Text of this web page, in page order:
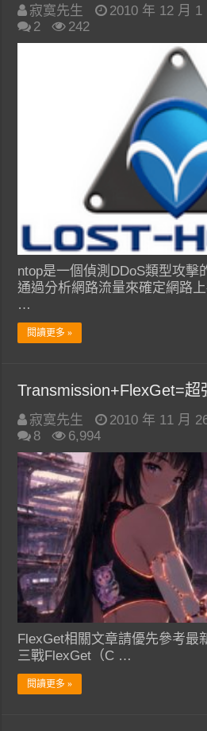
寂寞先生 2010 年 12 月 1
2
242
ntop是一個偵測DDoS類型攻擊
通過分析網路流量來確定網路
…
閱讀更多 »
Transmission+FlexGet=超
寂寞先生 2010 年 11 月
8
6,994
FlexGet相關文章請優先參考最
三戰FlexGet（C …
閱讀更多 »